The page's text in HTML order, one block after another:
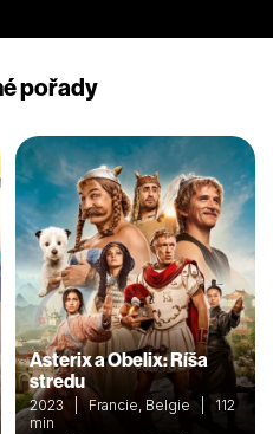
pořady
Asterix a Obelix: Ríša
stredu
2023 | Francie, Belgie | 112
min